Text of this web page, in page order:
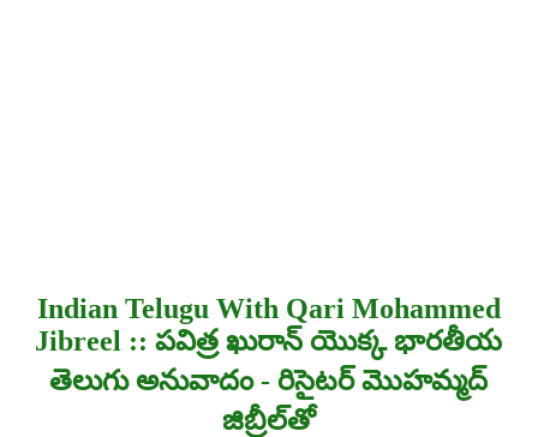
Indian Telugu With Qari Mohammed
Jibreel :: పవిత్ర ఖురాన్ యొక్క భారతీయ
తెలుగు అనువాదం - రిసైటర్ మొహమ్మద్
జిబ్రీల్‌తో